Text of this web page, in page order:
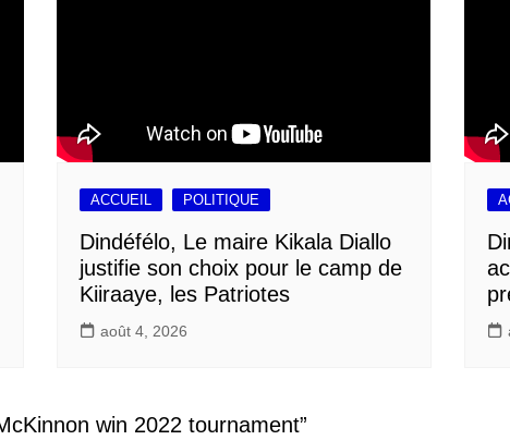
ACCUEIL POLITIQUE
Dindéfélo, Le maire Kikala Diallo
justifie son choix pour le camp de
Kiiraaye, les Patriotes
août 4, 2026
win 2022 tournament”